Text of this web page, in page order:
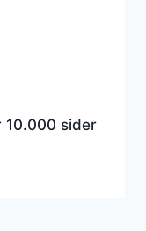
10.000 sider